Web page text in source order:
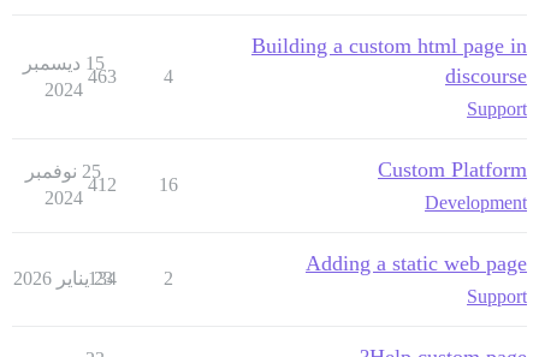
Building a custom html page in
discourse
Support
4
463
15 ديسمبر
2024
Custom Platform
Development
16
412
25 نوفمبر
2024
Adding a static web page
Support
2
134
23 يناير 2026